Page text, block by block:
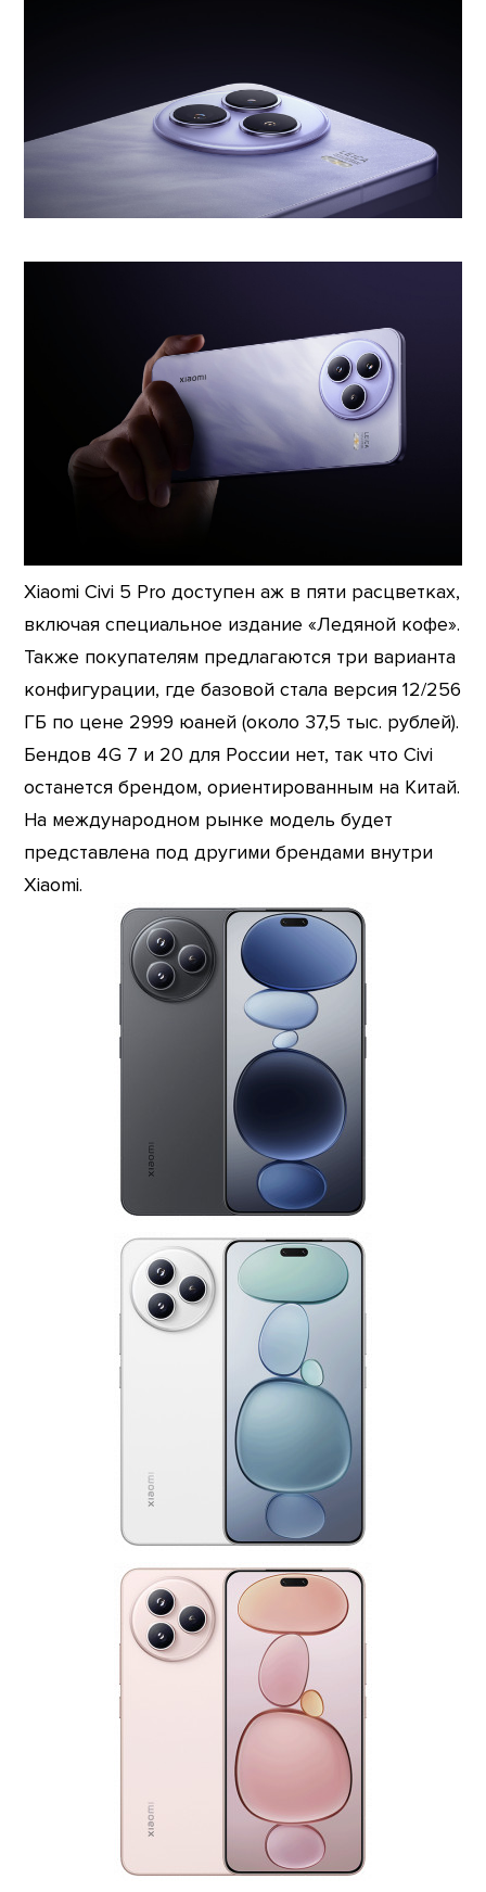
Xiaomi Civi 5 Pro доступен аж в пяти расцветках,
включая специальное издание «Ледяной кофе».
Также покупателям предлагаются три варианта
конфигурации, где базовой стала версия 12/256
ГБ по цене 2999 юаней (около 37,5 тыс. рублей).
Бендов 4G 7 и 20 для России нет, так что Civi
останется брендом, ориентированным на Китай.
На международном рынке модель будет
представлена под другими брендами внутри
Xiaomi.